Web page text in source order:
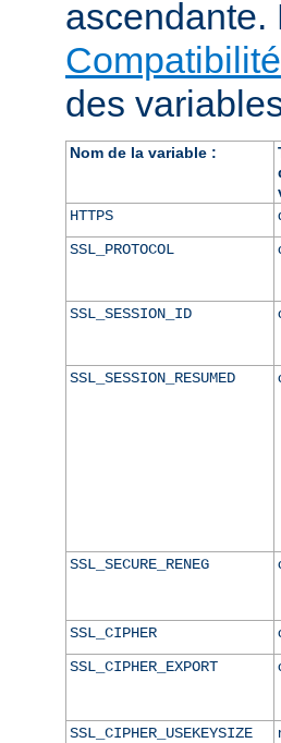
ascendante.
Compatibilité
des
Nom de la variable :
HTTPS
SSL_PROTOCOL
SSL_SESSION_ID
SSL_SESSION_RESUMED
SSL_SECURE_RENEG
SSL_CIPHER
SSL_CIPHER_EXPORT
SSL_CIPHER_USEKEYSIZE